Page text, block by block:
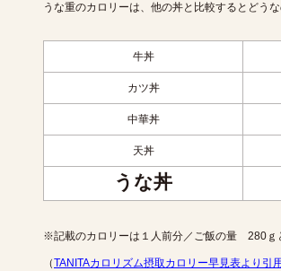
うな重のカロリーは、他の丼と比較するとどう
牛丼
カツ丼
中華丼
天丼
うな丼
※記載のカロリーは１人前分／ご飯の量 280ｇ
（TANITAカロリズム摂取カロリー早見表より引用